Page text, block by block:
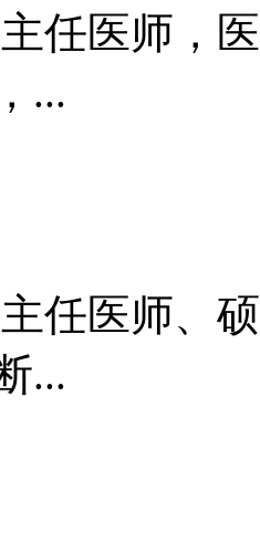
任医师，
...
任医师、
...